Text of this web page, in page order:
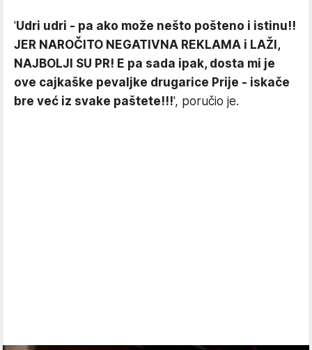
'Udri udri - pa ako može nešto pošteno i istinu!!
JER NAROČITO NEGATIVNA REKLAMA i LAŽI,
NAJBOLJI SU PR! E pa sada ipak, dosta mi je
ove cajkaške pevaljke drugarice Prije - iskače
bre već iz svake paštete!!!', poručio je.